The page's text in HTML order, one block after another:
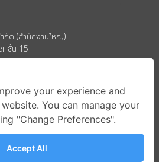
กัด (สำนักงานใหญ่)
ชั้น 15
ขตปทุมวัน กรุงเทพมหานคร 10330
your experience and
You can manage your
"Change Preferences".
Accept All